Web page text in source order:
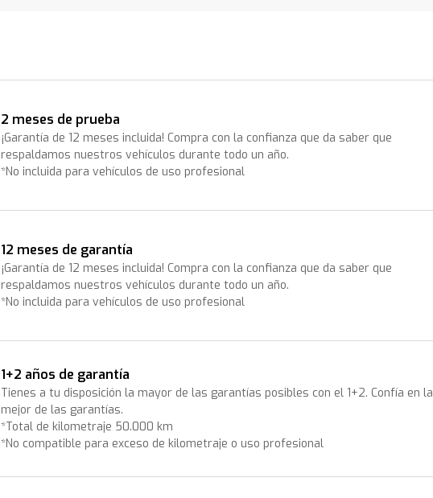
2 meses de prueba
¡Garantía de 12 meses incluida! Compra con la confianza que da saber que
respaldamos nuestros vehículos durante todo un año.
*No incluida para vehículos de uso profesional
12 meses de garantía
¡Garantía de 12 meses incluida! Compra con la confianza que da saber que
respaldamos nuestros vehículos durante todo un año.
*No incluida para vehículos de uso profesional
1+2 años de garantía
Tienes a tu disposición la mayor de las garantías posibles con el 1+2. Confía en la
mejor de las garantías.
*Total de kilometraje 50.000 km
*No compatible para exceso de kilometraje o uso profesional